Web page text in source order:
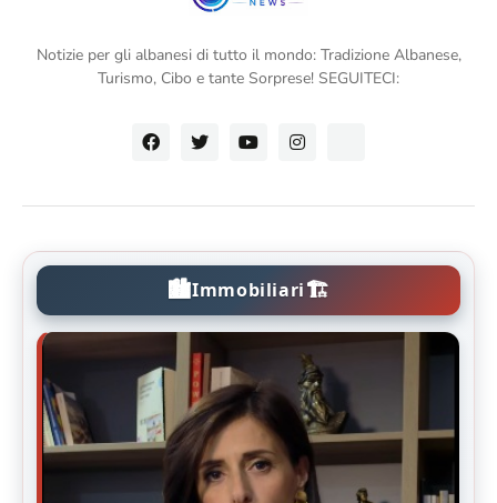
Notizie per gli albanesi di tutto il mondo: Tradizione Albanese,
Turismo, Cibo e tante Sorprese! SEGUITECI:
🏙️Immobiliari🏗️